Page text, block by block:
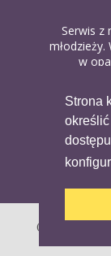
Strona
Serwis z
młodzieży.
w
Copyright (c)